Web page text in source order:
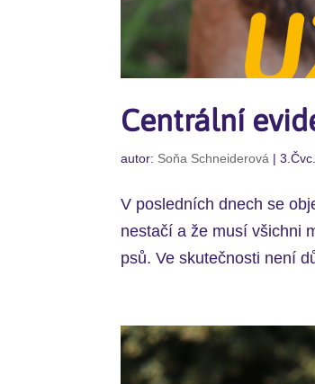
Centrální
autor: Soňa Schneiderová |
V posledních dnech se
nestačí a že musí všichni
psů. Ve skutečnosti není